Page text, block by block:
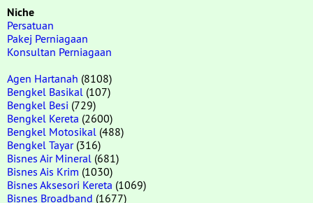
Niche
Persatuan
Pakej Perniagaan
Konsultan Perniagaan
Agen Hartanah (8108)
Bengkel Basikal (107)
Bengkel Besi (729)
Bengkel Kereta (2600)
Bengkel Motosikal (488)
Bengkel Tayar(316)
Bisnes Air Mineral (681)
Bisnes Ais Krim (1030)
Bisnes Aksesori Kereta (1069)
Bisnes Broadband (1677)